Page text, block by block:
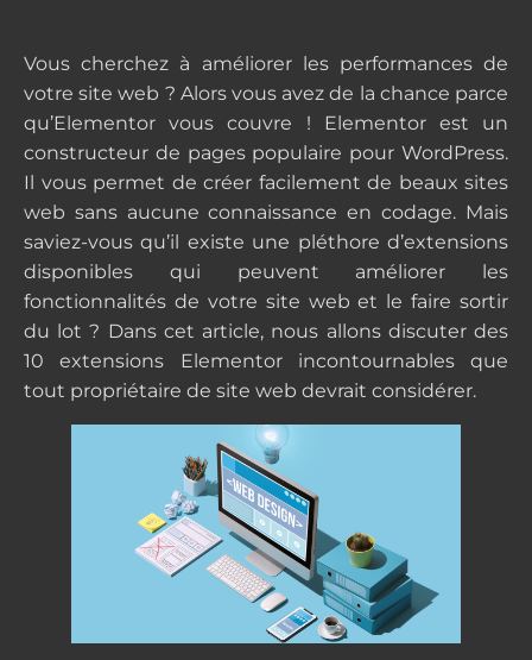
Vous cherchez à améliorer les performances de
votre site web ? Alors vous avez de la chance parce
qu’Elementor vous couvre ! Elementor est un
constructeur de pages populaire pour WordPress.
Il vous permet de créer facilement de beaux sites
web sans aucune connaissance en codage. Mais
saviez-vous qu’il existe une pléthore d’extensions
disponibles qui peuvent améliorer les
fonctionnalités de votre site web et le faire sortir
du lot ? Dans cet article, nous allons discuter des
10 extensions Elementor incontournables que
tout propriétaire de site web devrait considérer.